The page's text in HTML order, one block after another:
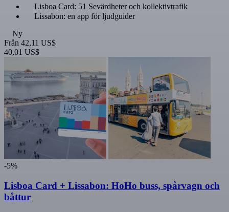
Lisboa Card: 51 Sevärdheter och kollektivtrafik
Lissabon: en app för ljudguider
Ny
Från 42,11 US$
40,01 US$
-5%
Lisboa Card + Lissabon: HoHo buss, spårvagn och
båttur